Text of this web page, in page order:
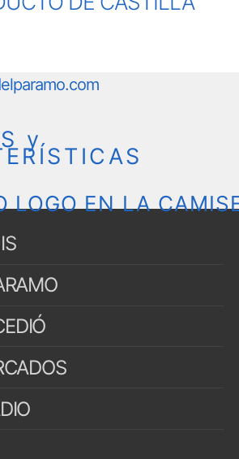
y
LOGO EN LA